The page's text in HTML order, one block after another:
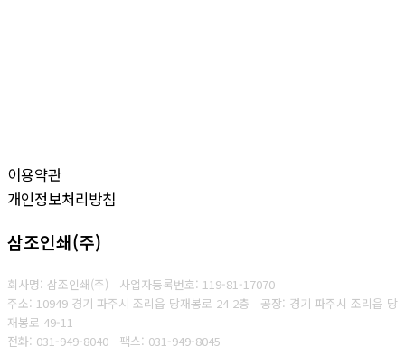
이용약관
개인정보처리방침
삼조인쇄(주)
회사명: 삼조인쇄(주) 사업자등록번호: 119-81-17070
주소: 10949 경기 파주시 조리읍 당재봉로 24 2층 공장: 경기 파주시 조리읍 당
재봉로 49-11
전화: 031-949-8040
팩스: 031-949-8045